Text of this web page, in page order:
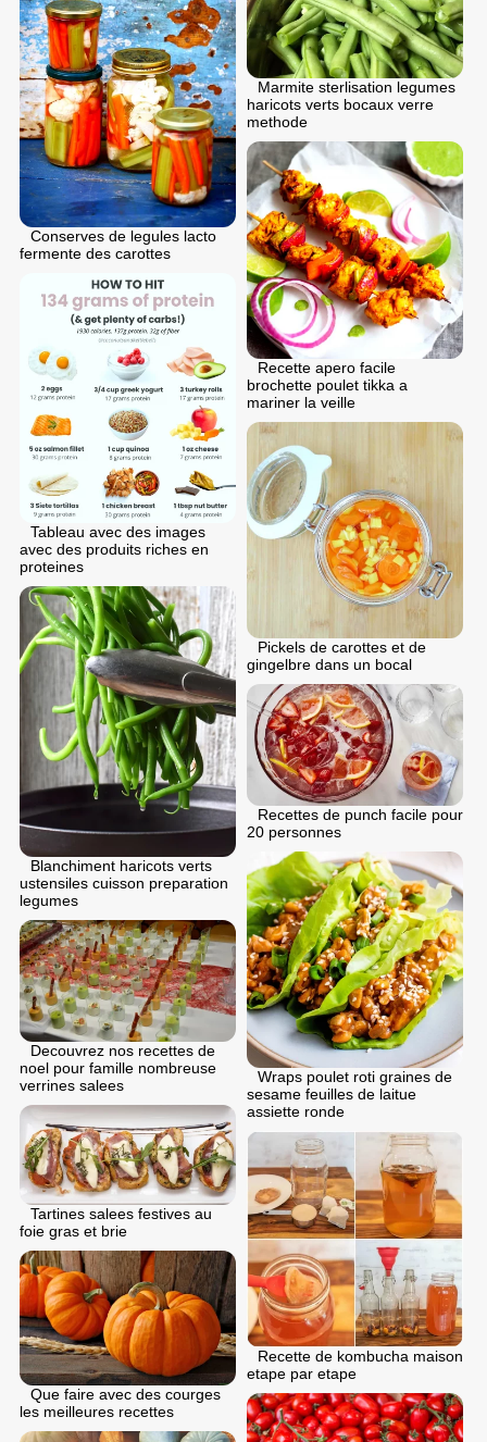
Marmite sterlisation legumes
haricots verts bocaux verre
methode
Conserves de legules lacto
fermente des carottes
Recette apero facile
brochette poulet tikka a
mariner la veille
Tableau avec des images
avec des produits riches en
proteines
Pickels de carottes et de
gingelbre dans un bocal
Blanchiment haricots verts
ustensiles cuisson preparation
legumes
Recettes de punch facile pour
20 personnes
Wraps poulet roti graines de
sesame feuilles de laitue
assiette ronde
Decouvrez nos recettes de
noel pour famille nombreuse
verrines salees
Tartines salees festives au
foie gras et brie
Recette de kombucha maison
etape par etape
Que faire avec des courges
les meilleures recettes